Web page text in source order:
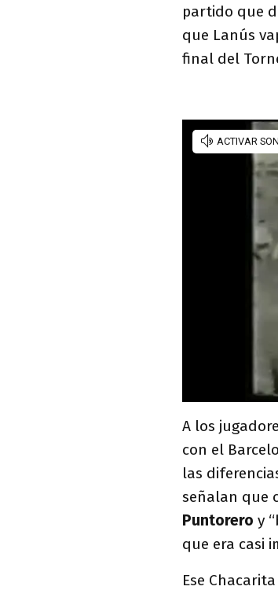
partido que
que Lanús
final del
A los
con el
las
señalan que
Puntorero y
que era casi
Ese